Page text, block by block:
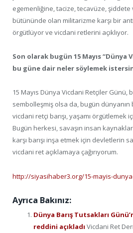
egemenliğine, tacize, tecavüze, şiddete
bütününde olan militarizme karşı bir
örgütlüyor ve vicdani retlerini açıklıyor.
Son olarak bugün 15 Mayıs “Dünya
bu güne dair neler söylemek
15 Mayıs Dünya Vicdani Retçiler Günü,
sembolleşmiş olsa da, bugün
vicdani retçi barışı, yaşamı örgütlemek
Bugün herkesi, savaşın insan
karşı barışı inşa etmek için devletlerin
vicdani ret açıklamaya çağırıyorum.
http://siyasihaber3.org/15-mayis-
Ayrıca Bakınız:
Dünya Barış Tutsakları
reddini açıkladı Vicdani Ret